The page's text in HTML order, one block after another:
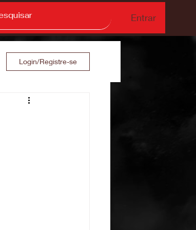
Entrar
Login/Registre-se